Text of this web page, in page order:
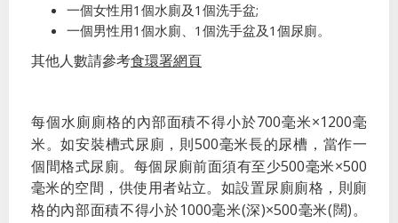
一個女性用1 個水廁及 1 個洗手盆;
一個男性用1 個水廁、 1 個洗手盆及 1 個尿廁。
其他人數請參考食環署網頁
每個水廁廁格的內部面積不得小於700毫米×1200毫
米。如安裝槽式尿廁，則 500毫米長的尿槽，當作一
個間格式尿廁。每個尿廁前面須有至少500毫米×500
毫米的空間，供使用者站立。如設置尿廁廁格，則廁
格的內部面積不得小於1000毫米(深)×500毫米(闊) 。